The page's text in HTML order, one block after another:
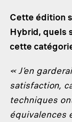
Cette édition
Hybrid, quels
cette
« J’en
satisfaction,
techniques
équivalences